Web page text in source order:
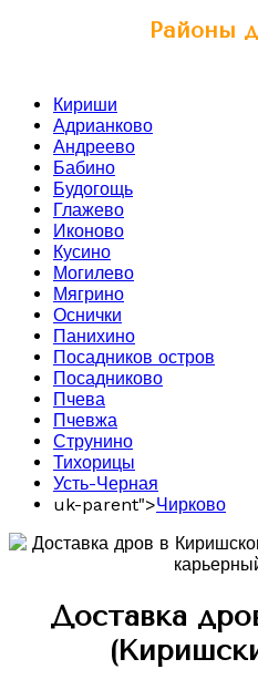
Районы
Кириши
Адрианково
Андреево
Бабино
Будогощь
Глажево
Иконово
Кусино
Могилево
Мягрино
Оснички
Панихино
Посадников остров
Посадниково
Пчева
Пчевжа
Струнино
Тихорицы
Усть-Черная
uk-parent">Чирково
Доставка